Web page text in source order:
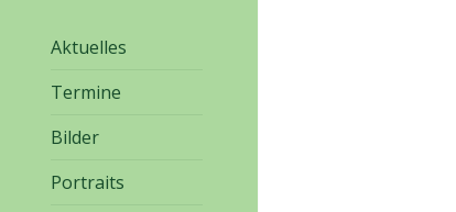
Aktuelles
Termine
Bilder
Portraits